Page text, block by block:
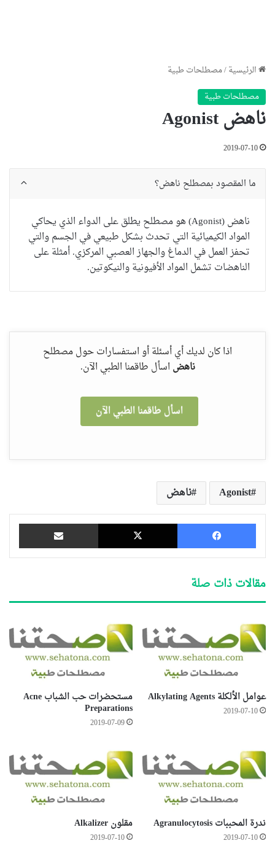
الرئيسية/مصطلحات طبية
مصطلحات طبية
ناهض Agonist
2019-07-10
ما المقصود بمصطلح ناهض؟
ناهض (Agonist) هو مصطلح يطلق على الدواء الذي يحاكي
المواد الكيميائية التي تحدث بشكل طبيعي في الجسم والتي
تحفز العمل في الدماغ والجهاز العصبي المركزي. أمثلة على
الناهضات تشمل المواد الأفيونية والنيكوتين.
اذا كان لديك أي أسئلة أو استفسارات حول مصطلح
ناهض اسأل طاقمنا الطبي الآن.
اسأل طاقمنا الطبي الآن
Agonist ناهض
فيسبوك ‫X
مقالات ذات صلة
عوامل الألكلة Alkylating Agents
2019-07-10
مستحضرات حب الشباب Acne
Preparations
2019-07-09
ندرة المحببات Agranulocytosis
2019-07-10
مقلون Alkalizer
2019-07-10